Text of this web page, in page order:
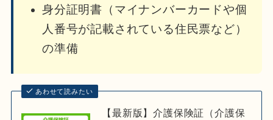
身分証明書（マイナンバーカードや個
人番号が記載されている住民票など）
の準備
あわせて読みたい
【最新版】介護保険証（介護保